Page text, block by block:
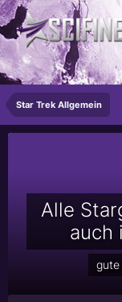
...ich lass mich
Star Trek Allgemein
Alle
auch
gute